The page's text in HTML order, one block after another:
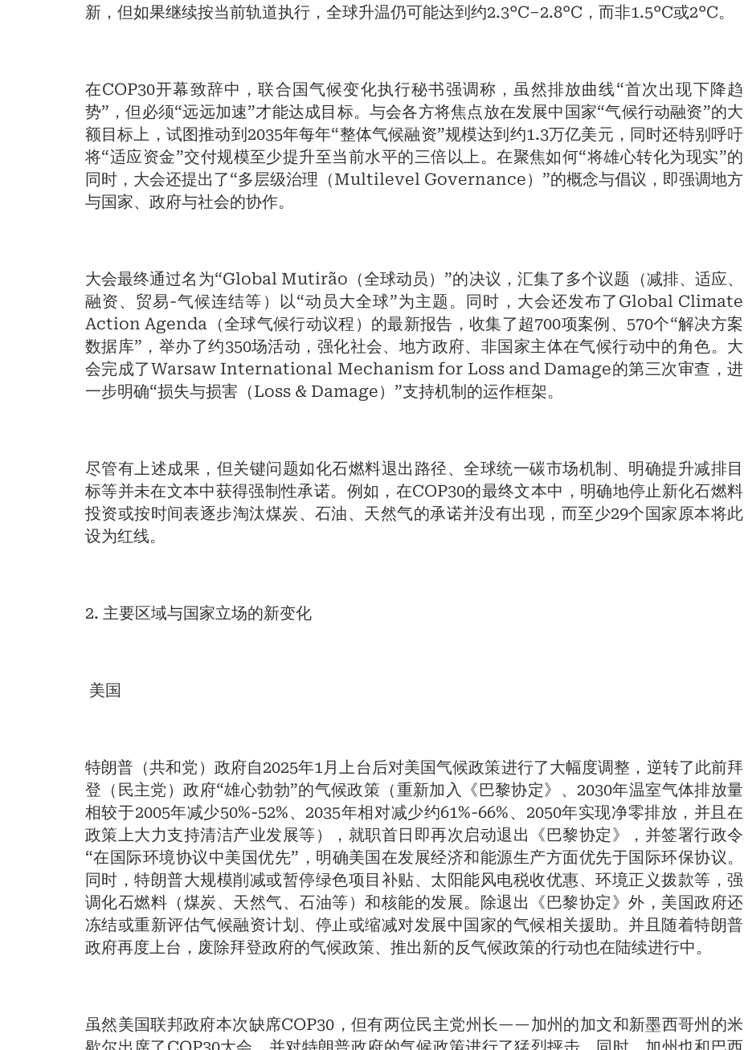
新，但如果继续按当前轨道执行，全球升温仍可能达到约2.3°C–2.8°C，而非1.5°C或2°C。
在COP30开幕致辞中，联合国气候变化执行秘书强调称，虽然排放曲线“首次出现下降趋
势”，但必须“远远加速”才能达成目标。与会各方将焦点放在发展中国家“气候行动融资”的大
额目标上，试图推动到2035年每年“整体气候融资”规模达到约1.3万亿美元，同时还特别呼吁
将“适应资金”交付规模至少提升至当前水平的三倍以上。在聚焦如何“将雄心转化为现实”的
同时，大会还提出了“多层级治理（Multilevel Governance）”的概念与倡议，即强调地方
与国家、政府与社会的协作。
大会最终通过名为“Global Mutirão（全球动员）”的决议，汇集了多个议题（减排、适应、
融资、贸易-气候连结等）以“动员大全球”为主题。同时，大会还发布了Global Climate
Action Agenda（全球气候行动议程）的最新报告，收集了超700项案例、570个“解决方案
数据库”，举办了约350场活动，强化社会、地方政府、非国家主体在气候行动中的角色。大
会完成了Warsaw International Mechanism for Loss and Damage的第三次审查，进
一步明确“损失与损害（Loss & Damage）”支持机制的运作框架。
尽管有上述成果，但关键问题如化石燃料退出路径、全球统一碳市场机制、明确提升减排目
标等并未在文本中获得强制性承诺。例如，在COP30的最终文本中，明确地停止新化石燃料
投资或按时间表逐步淘汰煤炭、石油、天然气的承诺并没有出现，而至少29个国家原本将此
设为红线。
2. 主要区域与国家立场的新变化
美国
特朗普（共和党）政府自2025年1月上台后对美国气候政策进行了大幅度调整，逆转了此前拜
登（民主党）政府“雄心勃勃”的气候政策（重新加入《巴黎协定》、2030年温室气体排放量
相较于2005年减少50%-52%、2035年相对减少约61%-66%、2050年实现净零排放，并且在
政策上大力支持清洁产业发展等），就职首日即再次启动退出《巴黎协定》，并签署行政令
“在国际环境协议中美国优先”，明确美国在发展经济和能源生产方面优先于国际环保协议。
同时，特朗普大规模削减或暂停绿色项目补贴、太阳能风电税收优惠、环境正义拨款等，强
调化石燃料（煤炭、天然气、石油等）和核能的发展。除退出《巴黎协定》外，美国政府还
冻结或重新评估气候融资计划、停止或缩减对发展中国家的气候相关援助。并且随着特朗普
政府再度上台，废除拜登政府的气候政策、推出新的反气候政策的行动也在陆续进行中。
虽然美国联邦政府本次缺席COP30，但有两位民主党州长——加州的加文和新墨西哥州的米